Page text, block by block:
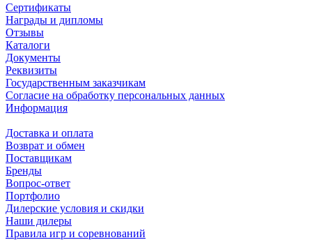
Сертификаты
Награды и дипломы
Отзывы
Каталоги
Документы
Реквизиты
Государственным заказчикам
Согласие на обработку персональных данных
Информация
Доставка и оплата
Возврат и обмен
Поставщикам
Бренды
Вопрос-ответ
Портфолио
Дилерские условия и скидки
Наши дилеры
Правила игр и соревнований